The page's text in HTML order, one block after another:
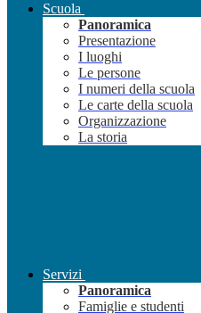
Scuola
Panoramica
Presentazione
I luoghi
Le persone
I numeri della scuola
Le carte della scuola
Organizzazione
La storia
Servizi
Panoramica
Famiglie e studenti